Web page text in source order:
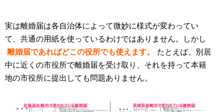
実は離婚届は各自治体によって微妙に様式が変わってい
て、共通の用紙を使っているわけではありません。しかし
離婚届であればどこの役所でも使えます。
たとえば、別居
中に近くの市役所で離婚届を受け取り、それを持って本籍
地の市役所に提出しても問題ありません。